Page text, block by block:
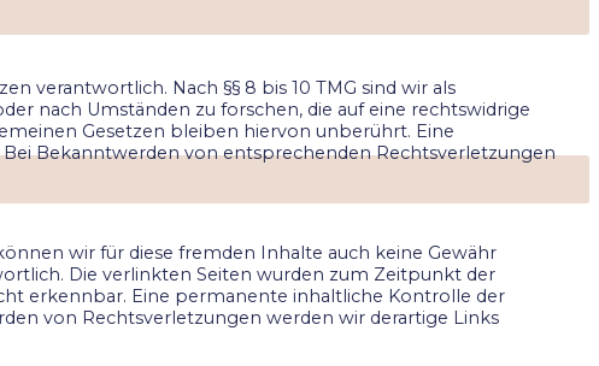
verantwortlich. Nach §§ 8 bis 10 TMG sind wir als
nach Umständen zu forschen, die auf eine rechtswidrige
Gesetzen bleiben hiervon unberührt. Eine
Bekanntwerden von entsprechenden Rechtsverletzungen
wir für diese fremden Inhalte auch keine Gewähr
Die verlinkten Seiten wurden zum Zeitpunkt der
erkennbar. Eine permanente inhaltliche Kontrolle der
von Rechtsverletzungen werden wir derartige Links